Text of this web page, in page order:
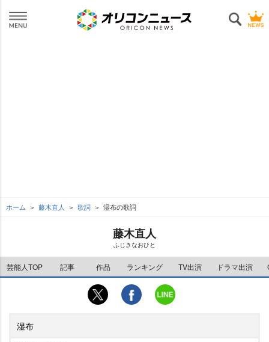
ホーム 藤木直人 歌詞 湿布の歌詞
藤木直人
ふじきなおひと
芸能人TOP 記事 作品 ランキング TV出演 ドラマ出演
湿布